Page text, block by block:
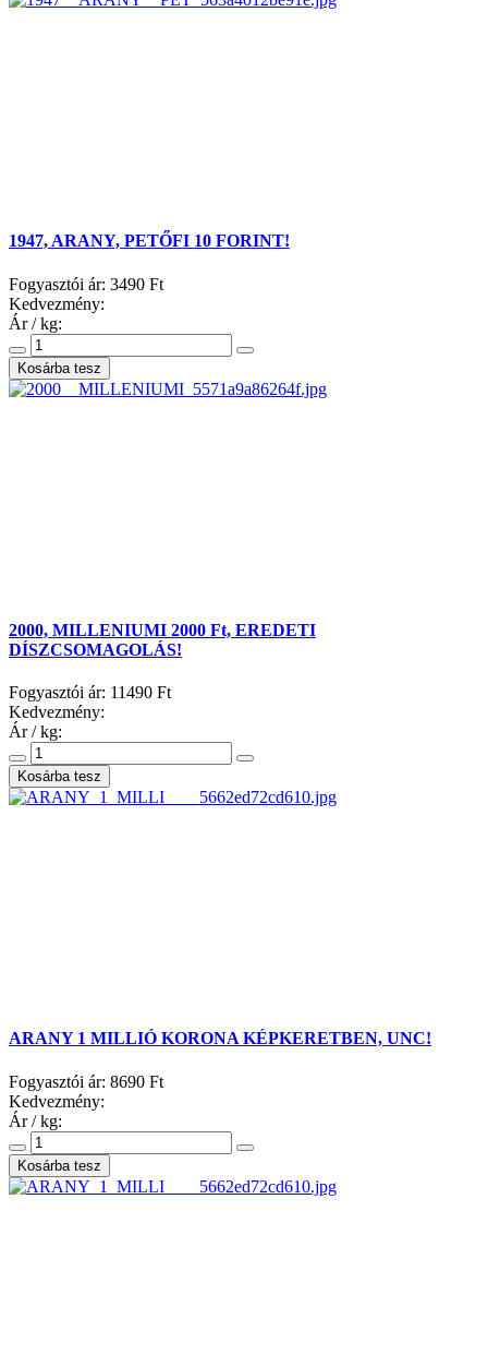
1947, ARANY, PETŐFI 10 FORINT!
Fogyasztói ár: 3490 Ft
Kedvezmény:
Ár / kg:
2000, MILLENIUMI 2000 Ft, EREDETI
DÍSZCSOMAGOLÁS!
Fogyasztói ár: 11490 Ft
Kedvezmény:
Ár / kg:
ARANY 1 MILLIÓ KORONA KÉPKERETBEN, UNC!
Fogyasztói ár: 8690 Ft
Kedvezmény:
Ár / kg: